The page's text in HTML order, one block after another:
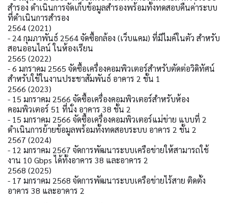
สำรอง ดำเนินการจัดเก็บข้อมูลสำรองพร้อมทั้งทดสอบคืนค่าระบบ
ที่ดำเนินการสำรอง
2564 (2021)
- 24 กุมภาพันธ์ 2564 จัดซื้อกล้อง (เว็บแคม) ที่มีไมค์ในตัว สำหรับ
สอนออนไลน์ ในห้องเรียน
2565 (2022)
- 6 มกราคม 2565 จัดซื้อเครื่องคอมพิวเตอร์สำหรับตัดต่อวิดิทัศน์
สำหรับใช้ในงานประชาสัมพันธ์ อาคาร 2 ชั้น 1
2566 (2023)
- 15 มกราคม 2566 จัดซื้อเครื่องคอมพิวเตอร์สำหรับห้อง
คอมพิวเตอร์ 51 ที่นั่ง อาคาร 38 ชั้น 2
- 15 มกราคม 2566 จัดซื้อเครื่องคอมพิวเตอร์แม่ข่าย แบบที่ 2
ดำเนินการย้ายข้อมูลพร้อมทั้งทดสอบระบบ อาคาร 2 ชั้น 2
2567 (2024)
- 12 มกราคม 2567 จัดการพัฒนาระบบเครือข่ายให้สามารถใช้
งาน 10 Gbps ได้ทั้งอาคาร 38 และอาคาร 2
2568 (2025)
- 17 มกราคม 2568 จัดการพัฒนาระบบเครือข่ายไร้สาย ติดตั้ง
อาคาร 38 และอาคาร 2